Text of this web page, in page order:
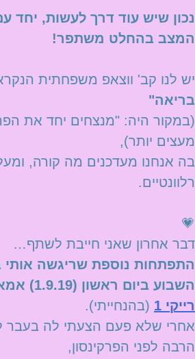
נכון שיש עוד דרך לעשות, יחד
המצב בהחלט משתפר!
יש לנו קב' ווצאפ משפחתית
בריאה"
(במקור היה: "מנצחים יחד את
מעצים יותר),
בה אנחנו מעדכנים מה קורה,
רלוונטיים.
💗
דבר אחרון שאני חייבת לשתף…
התפתחות נוספת שריגשה אותי
השבוע ביום ראשון (1.9.19)
רייקי 1
(בהנחייתי).
אחרי שלא פעם הצעתי לה בעבר
הרבה לפני הפרקינסון,